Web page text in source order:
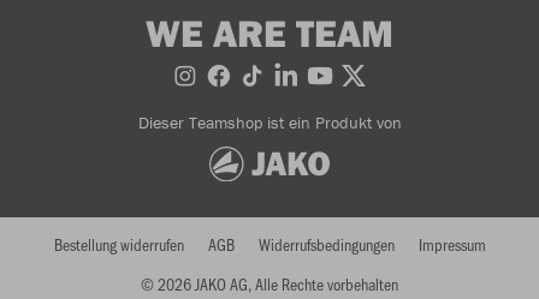
WE ARE TEAM
Dieser Teamshop ist ein Produkt von
© 2026 JAKO AG, Alle Rechte vorbehalten
Bestellung widerrufen AGB Widerrufsbedingungen Impressum